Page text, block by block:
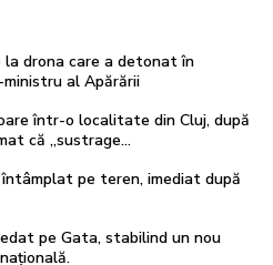
drona care a detonat în
al Apărării
într-o localitate din Cluj, după
că „sustrage…
pe teren, imediat după
pe Gata, stabilind un nou